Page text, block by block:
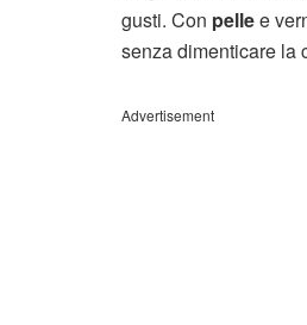
gusti. Con pellee
senza dimenticare la
Advertisement